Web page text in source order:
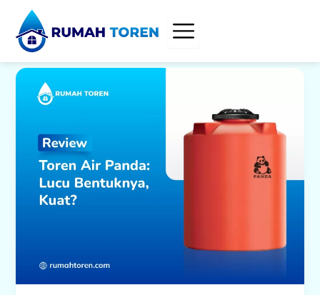
content